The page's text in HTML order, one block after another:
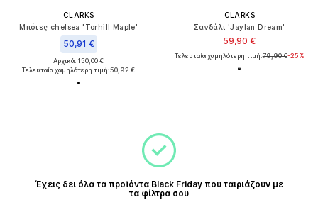
CLARKS
Μπότες chelsea 'Torhill Maple'
50,91 €
Αρχικά: 150,00 €
Τελευταία χαμηλότερη τιμή:50,92 €
CLARKS
Σανδάλι 'Jaylan Dream'
59,90 €
Τελευταία χαμηλότερη τιμή:79,90 €-25%
Έχεις δει όλα τα προϊόντα Black Friday που ταιριάζουν με
τα φίλτρα σου